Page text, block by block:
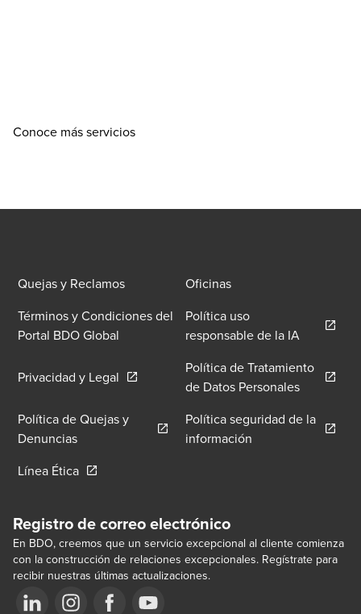
Conoce más servicios
Quejas y Reclamos
Oficinas
Términos y Condiciones del
Portal BDO Global
Política uso
responsable de la IAOpens in
Privacidad y Legal Opens in a new window/tab
Política de Tratamiento
de Datos PersonalesOpens in
Política de Quejas y
DenunciasOpens in a new window/tab
Política seguridad de la
información Opens in a new
Línea ÉticaOpens in a new window/tab
Registro de correo electrónico
En BDO, creemos que un servicio excepcional al cliente comienza
con la construcción de relaciones excepcionales. Regístrate para
recibir nuestras últimas actualizaciones.